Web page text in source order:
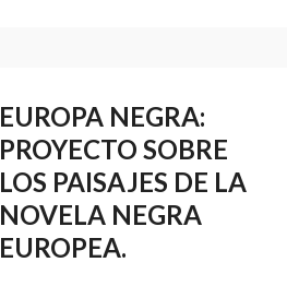
EUROPA NEGRA:
PROYECTO SOBRE
LOS PAISAJES DE LA
NOVELA NEGRA
EUROPEA.